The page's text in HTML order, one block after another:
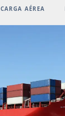
CARGA AÉREA